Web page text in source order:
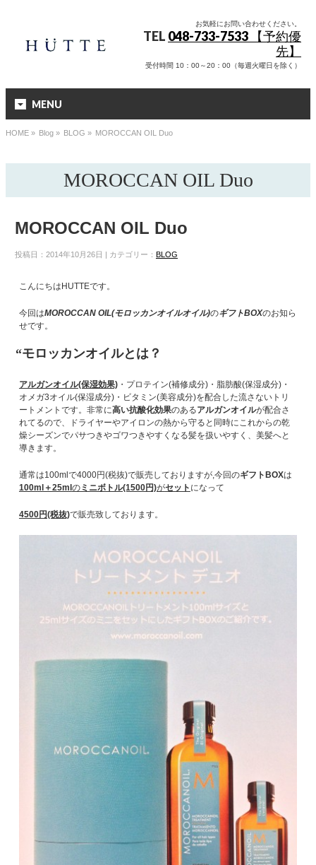
お気軽にお問い合わせください。
TEL 048-733-7533 【予約優
先】
受付時間 10：00～20：00（毎週火曜日を除く）
MENU
HOME » Blog » BLOG » MOROCCAN OIL Duo
MOROCCAN OIL Duo
MOROCCAN OIL Duo
投稿日：2014年10月26日 | カテゴリー： BLOG
こんにちはHUTTEです。
今回はMOROCCAN OIL(モロッカンオイルオイル)のギフトBOXのお知ら
せです。
“モロッカンオイルとは？
アルガンオイル(保湿効果)・プロテイン(補修成分)・脂肪酸(保湿成分)・
オメガ3オイル(保湿成分)・ビタミン(美容成分)を配合した流さないトリ
ートメントです。非常に高い抗酸化効果のあるアルガンオイルが配合さ
れてるので、ドライヤーやアイロンの熱から守ると同時にこれからの乾
燥シーズンでパサつきやゴワつきやすくなる髪を扱いやすく、美髪へと
導きます。
通常は100mlで4000円(税抜)で販売しておりますが,今回のギフトBOXは
100ml＋25ml のミニボトル(1500円)がセット になって
4500円(税抜)で販売致しております。